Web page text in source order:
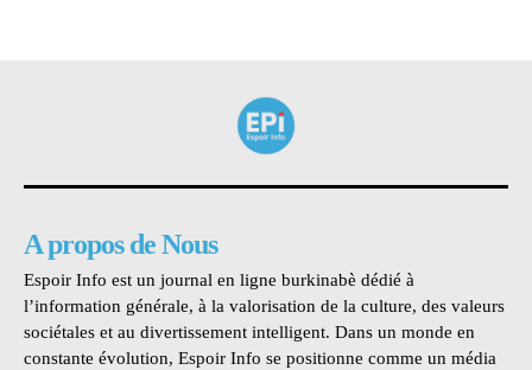
A propos de Nous
Espoir Info est un journal en ligne burkinabè dédié à
l’information générale, à la valorisation de la culture, des valeurs
sociétales et au divertissement intelligent. Dans un monde en
constante évolution, Espoir Info se positionne comme un média